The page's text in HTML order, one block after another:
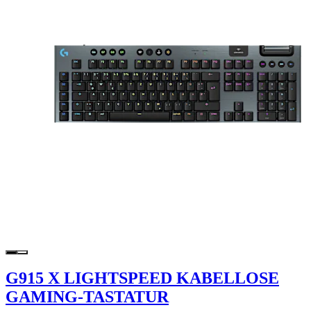
G915 X LIGHTSPEED KABELLOSE
GAMING-TASTATUR